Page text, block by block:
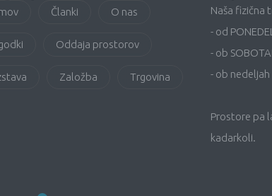
Članki O nas
Oddaja prostorov
Založba Trgovina
Naša fizična
- od
- ob
- ob
Prostore pa
kadarkoli.